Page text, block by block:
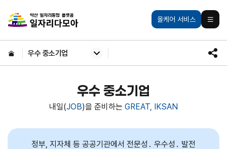
올케어 서비스 모바일
익산일자리통합플랫폼
HOME우수 중소기업
SNS
우수 중소기업
내일(JOB)을 준비하는 GREAT, IKSAN
정부, 지자체 등 공공기관에서 전문성․ 우수성․ 발전